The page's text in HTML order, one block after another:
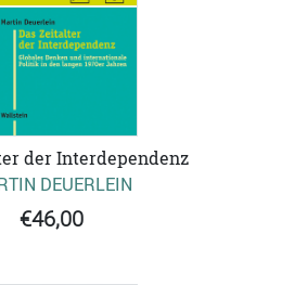
der Interdependenz
DEUERLEIN
€46,00